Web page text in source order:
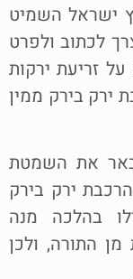
ישראל השמיט
לכתוב ולפרט
זריעת ירקות
ירק בירק ממין
את השמטת
ירק בירק
בהלכה מנה
התורה, ולכן